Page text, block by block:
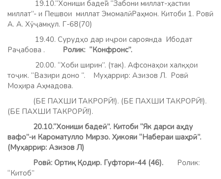
19.10.“Хониши бадеӣ”. “Забони миллат-ҳастии
миллат”- и Пешвои миллат Эмомалӣ Раҳмон. Китоби 1. Ровӣ:
А. А. Хӯҷамқул. Г-68(70)
19.40. Сурудҳо дар иҷрои сароянда Ибодат
Раҷабова . Ролик: “Конфронс”.
20.00. “Хоби ширин”. (так). Афсонаҳои халқҳои
тоҷик. “Вазири доно “. Муҳаррир: Азизов Л. Ровӣ:
Моҳира Аҳмадова.
(БЕ ПАХШИ ТАКРОРӢ!). (БЕ ПАХШИ ТАКРОРӢ!).
(БЕ ПАХШИ ТАКРОРӢ!).
20.10.“Хониши бадеӣ”. Китоби “Як дарси аҳду
вафо”-и Кароматулло Мирзо. Ҳикояи “Набераи шаҳрӣ”.
(Муҳаррир: Азизов Л)
Ровӣ: Ортиқ Қодир. Гуфтори-44 (46).
Ролик:
“Китоб”